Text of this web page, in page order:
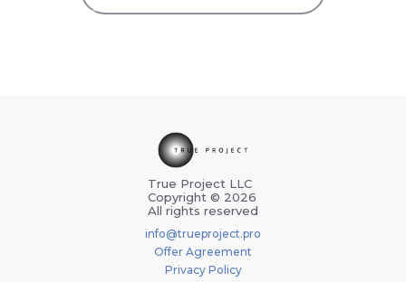
True Project LLC
Copyright © 2026
All rights reserved
info@trueproject.pro
Offer Agreement
Privacy Policy